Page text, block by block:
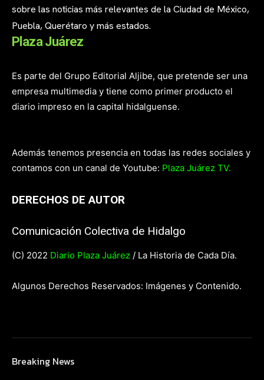
sobre las noticias más relevantes de la Ciudad de México,
Puebla, Querétaro y más estados.
Plaza Juárez
Es parte del Grupo Editorial Aljibe, que pretende ser una
empresa multimedia y tiene como primer producto el
diario impreso en la capital hidalguense.
Además tenemos presencia en todas las redes sociales y
contamos con un canal de Youtube: Plaza Juárez TV.
DERECHOS DE AUTOR
Comunicación Colectiva de Hidalgo
(C) 2022 Diario Plaza Juárez / La Historia de Cada Día.
Algunos Derechos Reservados: Imágenes y Contenido.
Breaking News